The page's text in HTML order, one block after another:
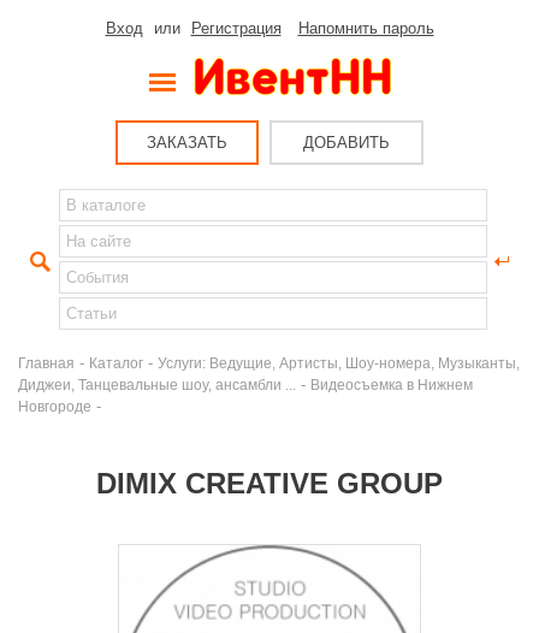
Вход или Регистрация Напомнить пароль
ЗАКАЗАТЬ ДОБАВИТЬ
Главная - Каталог - Услуги: Ведущие, Артисты, Шоу-номера, Музыканты,
Диджеи, Танцевальные шоу, ансамбли ...
- Видеосъемка в Нижнем
Новгороде -
DIMIX CREATIVE GROUP